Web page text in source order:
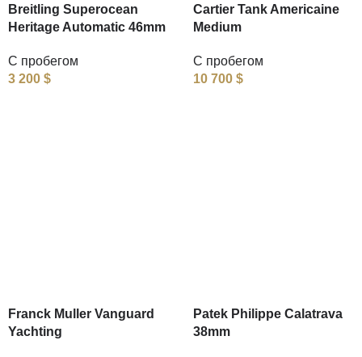
Breitling Superocean
Heritage Automatic 46mm
С пробегом
3 200 $
Cartier Tank Americaine
Medium
С пробегом
10 700 $
Franck Muller Vanguard
Yachting
Patek Philippe Calatrava
38mm